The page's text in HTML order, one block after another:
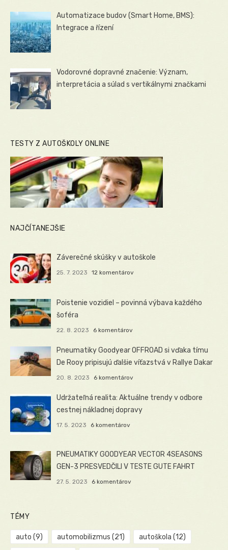
Automatizace budov (Smart Home, BMS):
Integrace a řízení
Vodorovné dopravné značenie: Význam,
interpretácia a súlad s vertikálnymi značkami
TESTY Z AUTOŠKOLY ONLINE
NAJČÍTANEJŠIE
Záverečné skúšky v autoškole
25. 7. 2023 12 komentárov
Poistenie vozidiel – povinná výbava každého
šoféra
22. 8. 2023 6 komentárov
Pneumatiky Goodyear OFFROAD si vďaka tímu
De Rooy pripisujú ďalšie víťazstvá v Rallye Dakar
20. 8. 2023 6 komentárov
Udržateľná realita: Aktuálne trendy v odbore
cestnej nákladnej dopravy
17. 5. 2023 6 komentárov
PNEUMATIKY GOODYEAR VECTOR 4SEASONS
GEN-3 PRESVEDČILI V TESTE GUTE FAHRT
27. 5. 2023 6 komentárov
TÉMY
auto (9) automobilizmus (21) autoškola (12)